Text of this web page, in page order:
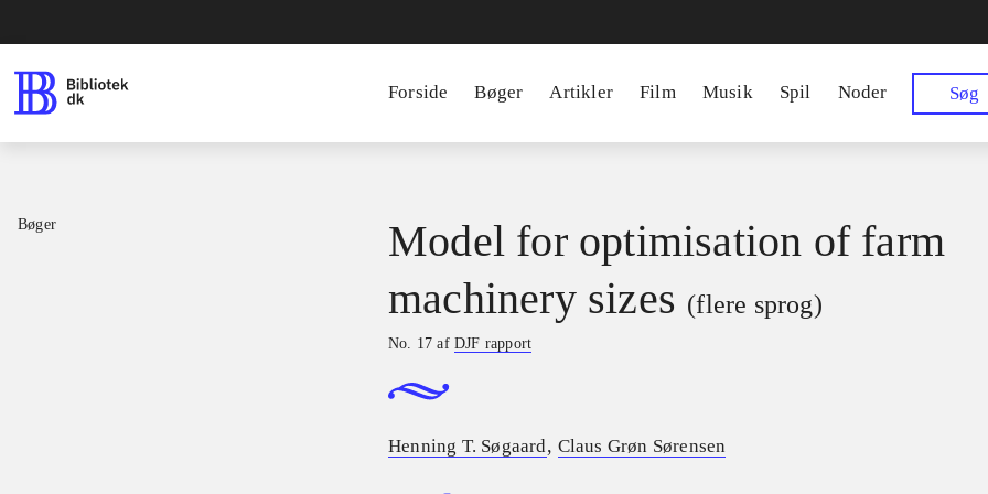
Forside Bøger Artikler Film Musik Spil Noder Søg
Bøger
Model for optimisation of farm
machinery sizes (flere sprog)
No. 17 afDJF rapport
Henning T. Søgaard, Claus Grøn Sørensen